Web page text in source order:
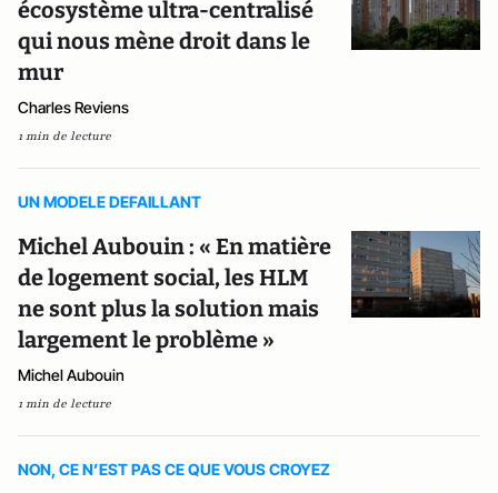
écosystème ultra-centralisé
qui nous mène droit dans le
mur
Charles Reviens
1 min de lecture
UN MODELE DEFAILLANT
Michel Aubouin : « En matière
de logement social, les HLM
ne sont plus la solution mais
largement le problème »
Michel Aubouin
1 min de lecture
NON, CE N’EST PAS CE QUE VOUS CROYEZ